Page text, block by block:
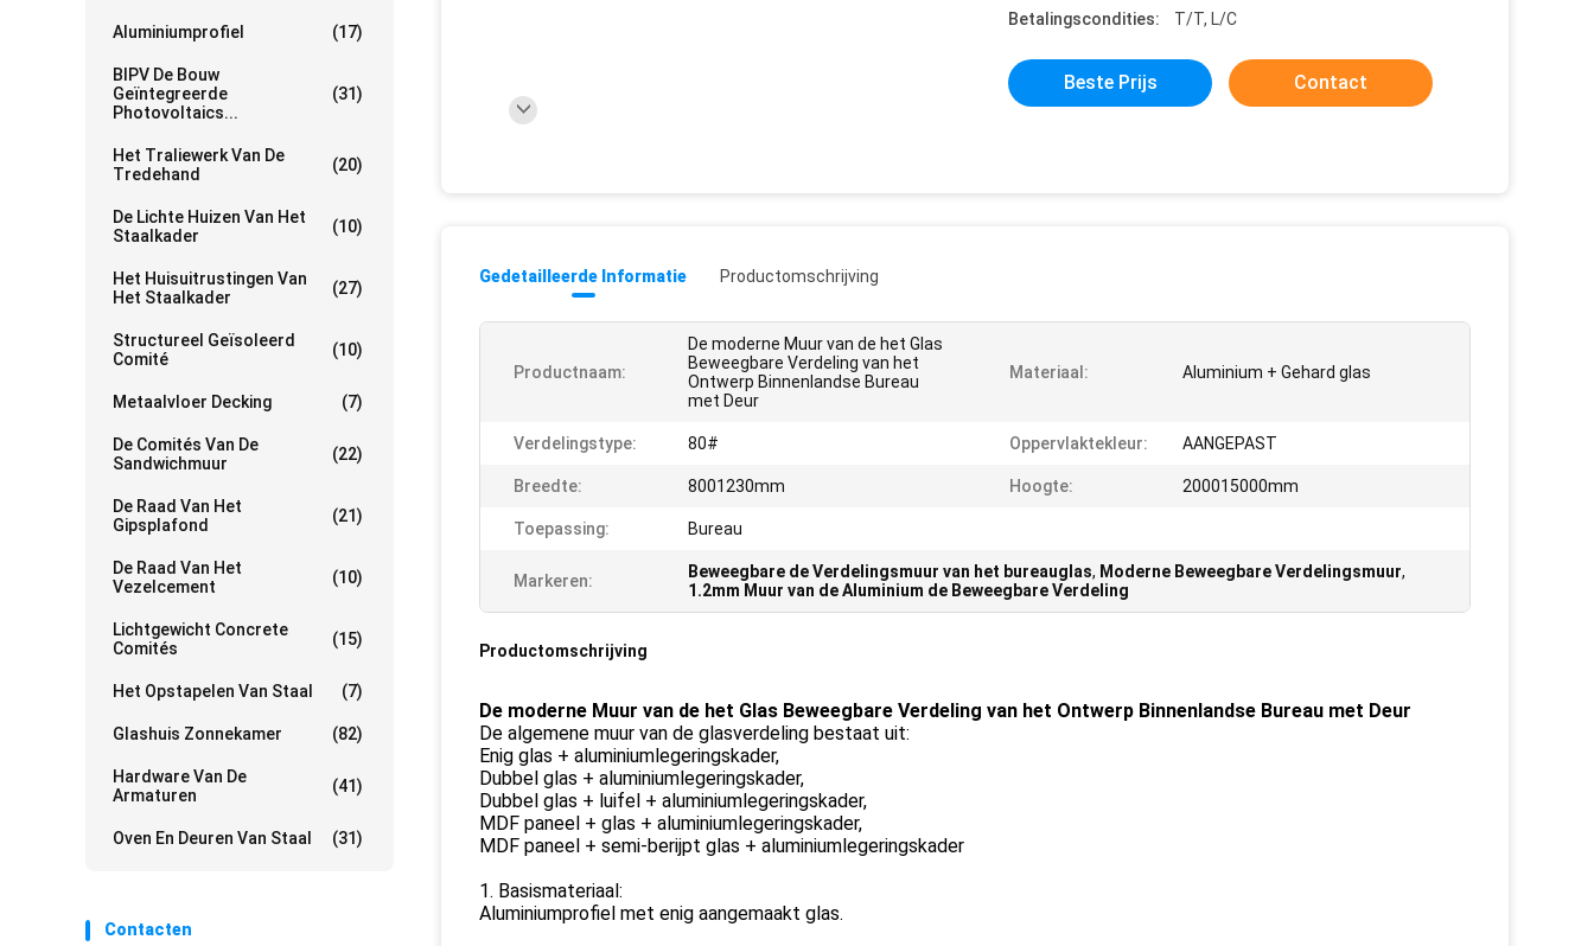
Aluminiumprofiel (17)
BIPV De Bouw
Geïntegreerde
Photovoltaics...
(31)
Het Traliewerk Van De
Tredehand
(20)
De Lichte Huizen Van Het
Staalkader
(10)
Het Huisuitrustingen Van
Het Staalkader
(27)
Structureel Geïsoleerd
Comité
(10)
Metaalvloer Decking (7)
De Comités Van De
Sandwichmuur
(22)
De Raad Van Het
Gipsplafond
(21)
De Raad Van Het
Vezelcement
(10)
Lichtgewicht Concrete
Comités
(15)
Het Opstapelen Van Staal (7)
Glashuis Zonnekamer (82)
Hardware Van De
Armaturen
(41)
Oven En Deuren Van Staal (31)
Contacten
Betalingscondities:
T/T, L/C
Beste Prijs Contact
Gedetailleerde Informatie Productomschrijving
Productnaam:
De moderne Muur van de het Glas
Beweegbare Verdeling van het
Ontwerp Binnenlandse Bureau
met Deur
Materiaal: Aluminium + Gehard glas
Verdelingstype: 80# Oppervlaktekleur: AANGEPAST
Breedte: 8001230mm Hoogte: 200015000mm
Toepassing: Bureau
Markeren: Beweegbare de Verdelingsmuur van het bureauglas, Moderne Beweegbare Verdelingsmuur,
1.2mm Muur van de Aluminium de Beweegbare Verdeling
Productomschrijving
De moderne Muur van de het Glas Beweegbare Verdeling van het Ontwerp Binnenlandse Bureau met Deur
De algemene muur van de glasverdeling bestaat uit:
Enig glas + aluminiumlegeringskader,
Dubbel glas + aluminiumlegeringskader,
Dubbel glas + luifel + aluminiumlegeringskader,
MDF paneel + glas + aluminiumlegeringskader,
MDF paneel + semi-berijpt glas + aluminiumlegeringskader
1. Basismateriaal:
Aluminiumprofiel met enig aangemaakt glas.